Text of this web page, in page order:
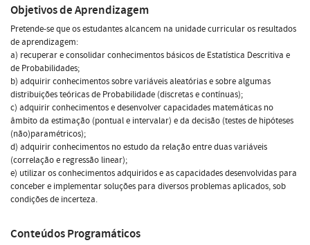
Objetivos de Aprendizagem
Pretende-se que os estudantes alcancem na unidade curricular os resultados
de aprendizagem:
a) recuperar e consolidar conhecimentos básicos de Estatística Descritiva e
de Probabilidades;
b) adquirir conhecimentos sobre variáveis aleatórias e sobre algumas
distribuições teóricas de Probabilidade (discretas e contínuas);
c) adquirir conhecimentos e desenvolver capacidades matemáticas no
âmbito da estimação (pontual e intervalar) e da decisão (testes de hipóteses
(não)paramétricos);
d) adquirir conhecimentos no estudo da relação entre duas variáveis
(correlação e regressão linear);
e) utilizar os conhecimentos adquiridos e as capacidades desenvolvidas para
conceber e implementar soluções para diversos problemas aplicados, sob
condições de incerteza.
Conteúdos Programáticos